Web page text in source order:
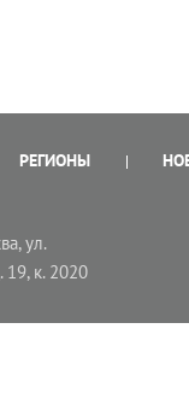
РЕГИОНЫ
ул.
19, к. 2020